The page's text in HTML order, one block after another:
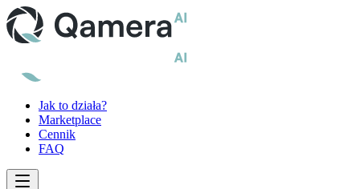
Jak to działa?
Marketplace
Cennik
FAQ